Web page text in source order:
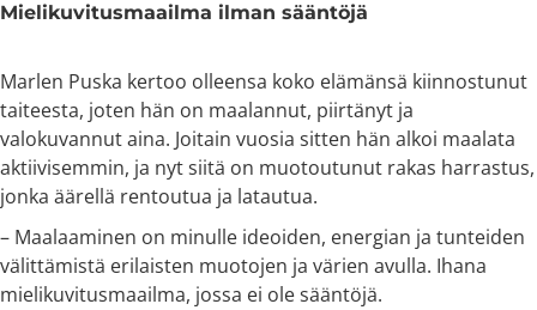
Mielikuvitusmaailma ilman sääntöjä
Marlen Puska kertoo olleensa koko elämänsä kiinnostunut
taiteesta, joten hän on maalannut, piirtänyt ja
valokuvannut aina. Joitain vuosia sitten hän alkoi maalata
aktiivisemmin, ja nyt siitä on muotoutunut rakas harrastus,
jonka äärellä rentoutua ja latautua.
– Maalaaminen on minulle ideoiden, energian ja tunteiden
välittämistä erilaisten muotojen ja värien avulla. Ihana
mielikuvitusmaailma, jossa ei ole sääntöjä.